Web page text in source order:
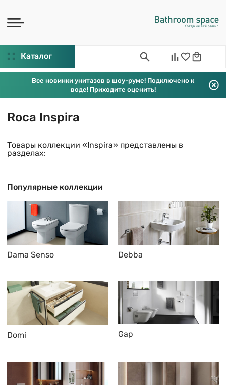
Каталог
Все новинки унитазов в шоу-руме! Подключено к
воде! Приходите оценить!
Roca Inspira
Товары коллекции «Inspira» представлены в
разделах:
Популярные коллекции
Dama Senso Debba
Domi Gap